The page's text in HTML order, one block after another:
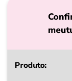
Produto